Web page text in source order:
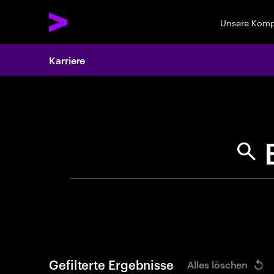
Unsere
Karriere
Gefilterte Ergebnisse Alles löschen